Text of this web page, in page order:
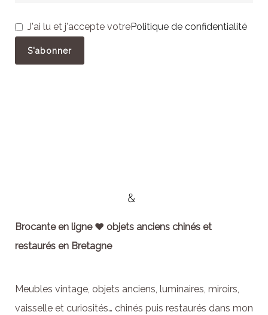
J'ai lu et j'accepte votrePolitique de confidentialité
Brocante en ligne ♥ objets anciens chinés et
restaurés en Bretagne
Meubles vintage, objets anciens, luminaires, miroirs,
vaisselle et curiosités… chinés puis restaurés dans mon